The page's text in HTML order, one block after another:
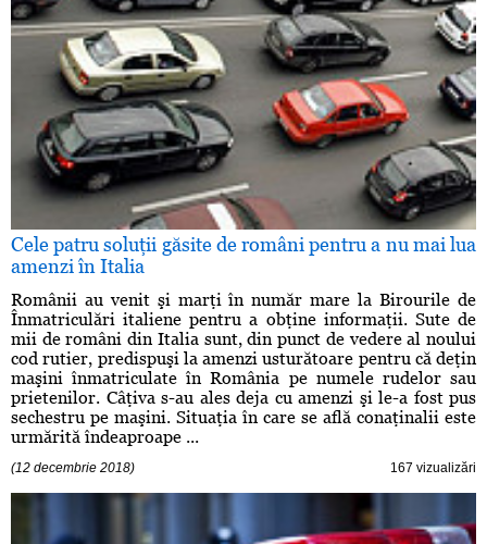
Cele patru soluţii găsite de români pentru a nu mai lua
amenzi în Italia
Românii au venit şi marţi în număr mare la Birourile de
Înmatriculări italiene pentru a obţine informaţii. Sute de
mii de români din Italia sunt, din punct de vedere al noului
cod rutier, predispuşi la amenzi usturătoare pentru că deţin
maşini înmatriculate în România pe numele rudelor sau
prietenilor. Câţiva s-au ales deja cu amenzi şi le-a fost pus
sechestru pe maşini. Situaţia în care se află conaţinalii este
urmărită îndeaproape ...
(12 decembrie 2018) 167 vizualizări